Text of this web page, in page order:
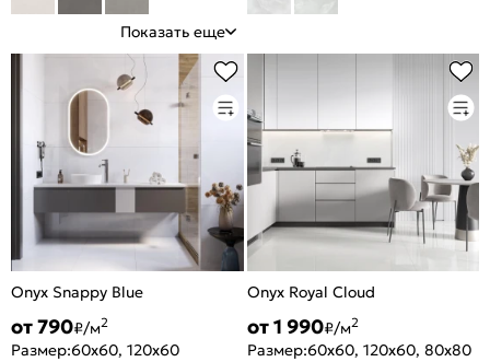
Показать еще
Onyx Snappy Blue
от 790₽/м2
Размер:60x60, 120x60
Onyx Royal Cloud
от 1 990₽/м2
Размер:60x60, 120x60, 80x80